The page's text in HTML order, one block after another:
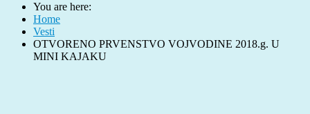
You are here:
Home
Vesti
OTVORENO PRVENSTVO VOJVODINE 2018.g. U
MINI KAJAKU